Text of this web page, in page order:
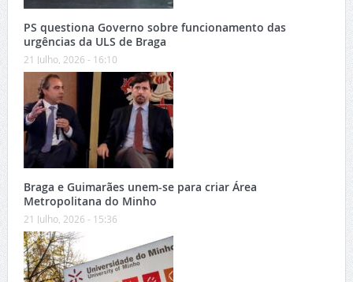
PS questiona Governo sobre funcionamento das
urgências da ULS de Braga
21 Julho, 2026 - 16:10
Braga e Guimarães unem-se para criar Área
Metropolitana do Minho
21 Julho, 2026 - 15:36